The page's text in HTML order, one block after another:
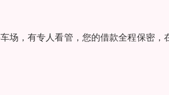
场，有专人看管，您的借款全程保密，